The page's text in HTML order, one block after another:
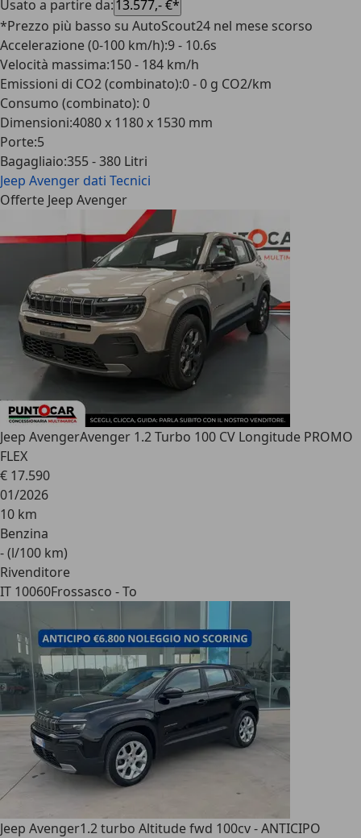
Usato a partire da:13.577,- €*
*Prezzo più basso su AutoScout24 nel mese scorso
Accelerazione (0-100 km/h):9 - 10.6s
Velocità massima:150 - 184 km/h
Emissioni di CO2 (combinato):0 - 0 g CO2/km
Consumo (combinato): 0
Dimensioni:4080 x 1180 x 1530 mm
Porte:5
Bagagliaio:355 - 380 Litri
Jeep Avenger dati Tecnici
Offerte Jeep Avenger
Jeep AvengerAvenger 1.2 Turbo 100 CV Longitude PROMO
FLEX
€ 17.590
01/2026
10 km
Benzina
- (l/100 km)
Rivenditore
IT 10060Frossasco - To
Jeep Avenger1.2 turbo Altitude fwd 100cv - ANTICIPO